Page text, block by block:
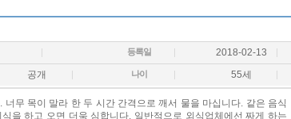
등록일 2018-02-13
공개 나이 55세
무 목이 말라 한 두 시간 간격으로 깨서 물을 마십니다. 같은 음식
을 하고 오면 더욱 심합니다. 일반적으로 외식업체에선 짜게 하는